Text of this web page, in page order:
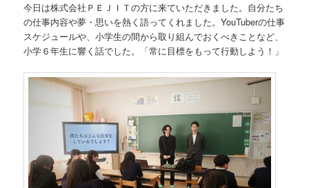
今日は株式会社ＰＥＪＩＴの方に来ていただきました。自分たち
の仕事内容や夢・思いを熱く語ってくれました。YouTuberの仕事
スケジュールや、小学生の間から取り組んでおくべきことなど、
小学６年生に響く話でした。「常に目標をもって行動しよう！」